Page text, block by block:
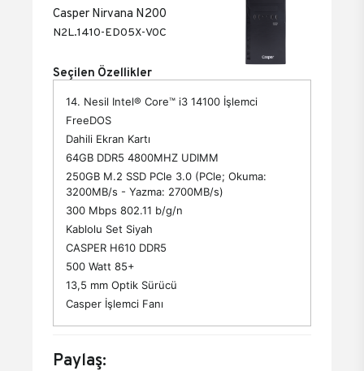
Casper Nirvana N200
N2L.1410-ED05X-V0C
Seçilen Özellikler
14. Nesil Intel® Core™ i3 14100 İşlemci
FreeDOS
Dahili Ekran Kartı
64GB DDR5 4800MHZ UDIMM
250GB M.2 SSD PCle 3.0 (PCle; Okuma:
3200MB/s - Yazma: 2700MB/s)
300 Mbps 802.11 b/g/n
Kablolu Set Siyah
CASPER H610 DDR5
500 Watt 85+
13,5 mm Optik Sürücü
Casper İşlemci Fanı
Paylaş: